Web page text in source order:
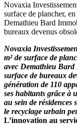
Novaxia
surface de plancher,
Demathieu Bard
bureaux devenus
Novaxia
m² de surface de
avec Demathieu
surface de bureaux
génération de 110
ses habitants grâce à
au sein de
le recyclage urbain
L’innovation au